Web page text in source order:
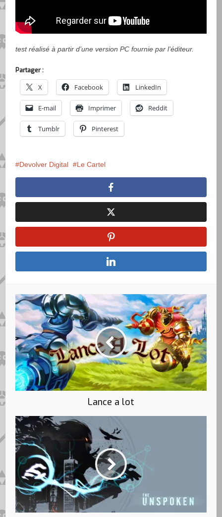
test réalisé à partir d’une version PC fournie par l’éditeur.
Partager :
X Facebook LinkedIn
E-mail Imprimer Reddit
Tumblr Pinterest
Devolver Digital Le Cartel
Lance a lot